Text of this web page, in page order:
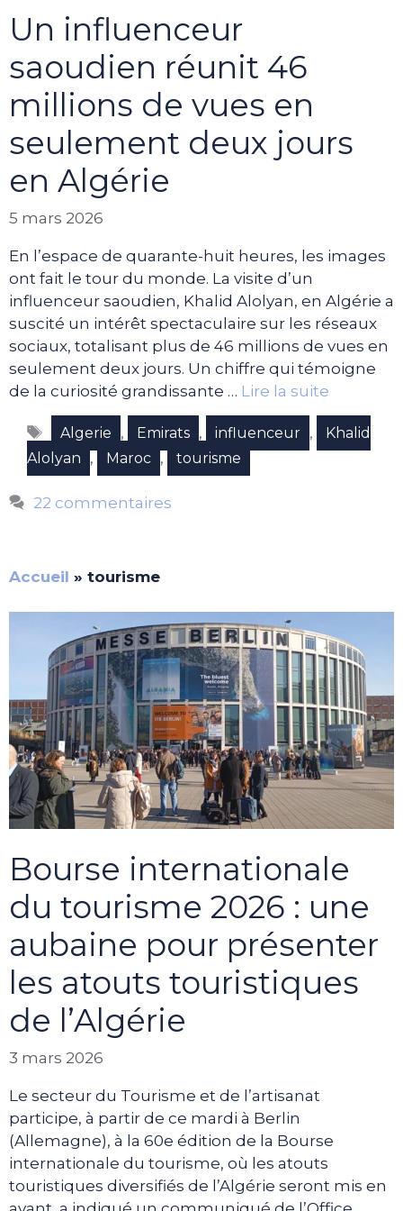
Un influenceur
saoudien réunit 46
millions de vues en
seulement deux jours
en Algérie
5 mars 2026
En l’espace de quarante-huit heures, les images
ont fait le tour du monde. La visite d’un
influenceur saoudien, Khalid Alolyan, en Algérie a
suscité un intérêt spectaculaire sur les réseaux
sociaux, totalisant plus de 46 millions de vues en
seulement deux jours. Un chiffre qui témoigne
de la curiosité grandissante … Lire la suite
Étiquettes
Algerie , Emirats , influenceur ,
Khalid
Alolyan
, Maroc , tourisme
22 commentaires
Accueil » tourisme
Bourse internationale
du tourisme 2026 : une
aubaine pour présenter
les atouts touristiques
de l’Algérie
3 mars 2026
Le secteur du Tourisme et de l’artisanat
participe, à partir de ce mardi à Berlin
(Allemagne), à la 60e édition de la Bourse
internationale du tourisme, où les atouts
touristiques diversifiés de l’Algérie seront mis en